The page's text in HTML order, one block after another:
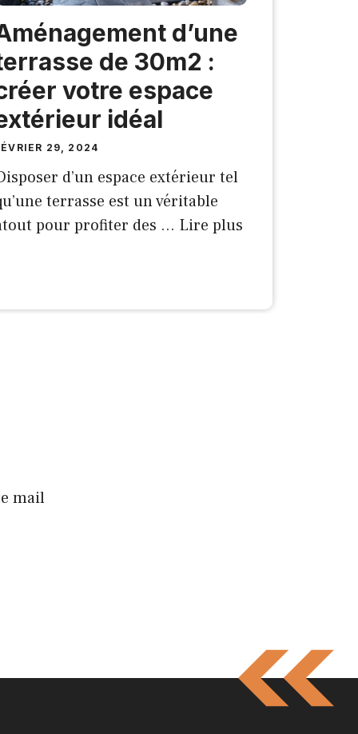
d’une
de 30m2 :
votre espace
idéal
29, 2024
d’un espace extérieur tel
terrasse est un véritable
pour profiter des … Lire plus
mail